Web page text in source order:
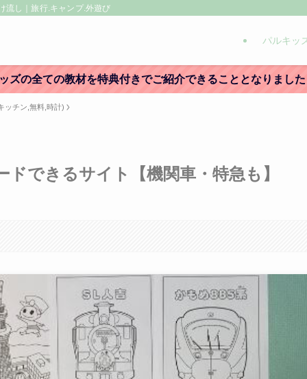
流し｜旅行.キャンプ.外遊び
パルキッ
ズの全ての教材を特典付きでご紹介できることとなりまし
ッチン,無料,時計)
できるサイト【機関車・特急も】